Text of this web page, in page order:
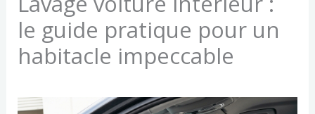
le guide pratique pour un
habitacle impeccable